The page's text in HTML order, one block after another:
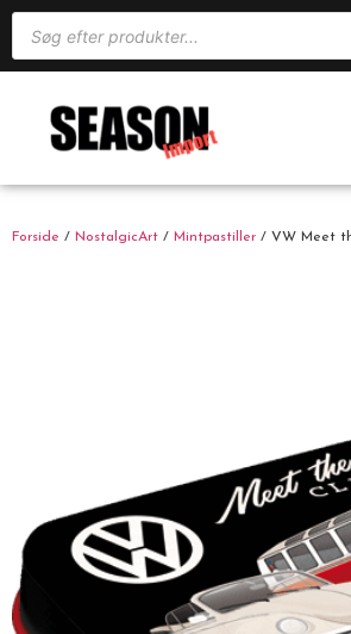
Forside / NostalgicArt / Mintpastiller / VW Meet